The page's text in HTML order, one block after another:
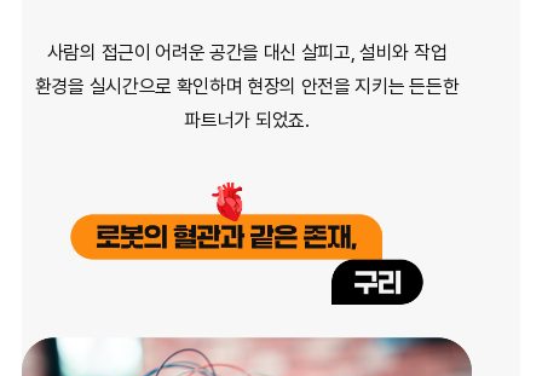
사람의 접근이 어려운 공간을 대신 살피고,설비와 작업
환경을 실시간으로 확인하며 현장의 안전을 지키는 든든한
파트너가 되었죠.